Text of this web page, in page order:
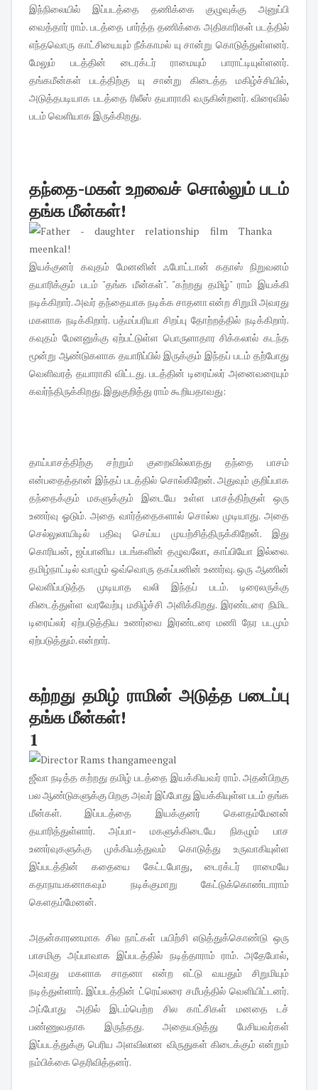
இந்நிலையில் இப்படத்தை தணிக்கை குழுவுக்கு அனுப்பி
வைத்தார் ராம். படத்தை பார்த்த தணிக்கை அதிகாரிகள் படத்தில்
எந்தவொரு காட்சியையும் நீக்காமல் யு சான்று கொடுத்துள்ளனர்.
மேலும் படத்தின் டைரக்டர் ராமையும் பாராட்டியுள்ளனர்.
தங்கமீன்கள் படத்திற்கு யு சான்று கிடைத்த மகிழ்ச்சியில்,
அடுத்தபடியாக படத்தை ரிலீஸ் தயாராகி வருகின்றனர். விரைவில்
படம் வெளியாக இருக்கிறது.
தந்தை-மகள் உறவைச் சொல்லும் படம்
தங்க மீன்கள்!
இயக்குனர் கவுதம் மேனனின் ஃபோட்டான் கதாஸ் நிறுவனம்
தயாரிக்கும் படம் "தங்க மீன்கள்". "கற்றது தமிழ்" ராம் இயக்கி
நடிக்கிறார். அவர் தந்தையாக நடிக்க சாதனா என்ற சிறுமி அவரது
மகளாக நடிக்கிறார். பத்மப்பரியா சிறப்பு தோற்றத்தில் நடிக்கிறார்.
கவுதம் மேனனுக்கு ஏற்பட்டுள்ள பொருளாதார சிக்கலால் கடந்த
மூன்று ஆண்டுகளாக தயாரிப்பில் இருக்கும் இந்தப் படம் தற்போது
வெளிவரத் தயாராகி விட்டது. படத்தின் டிரைய்லர் அனைவரையும்
கவர்ந்திருக்கிறது. இதுகுறித்து ராம் கூறியதாவது:
தாய்பாசத்திற்கு சற்றும் குறைவில்லாதது தந்தை பாசம்
என்பதைத்தான் இந்தப் படத்தில் சொல்கிறேன். அதுவும் குறிப்பாக
தந்தைக்கும் மகளுக்கும் இடையே உள்ள பாசத்திற்குள் ஒரு
உணர்வு ஓடும். அதை வார்த்தைகளால் சொல்ல முடியாது. அதை
செல்லுலாயிடில் பதிவு செய்ய முயற்சித்திருக்கிறேன். இது
கொரியன், ஜப்பானிய படங்களின் தழுவலோ, காப்பியோ இல்லை.
தமிழ்நாட்டில் வாழும் ஒவ்வொரு தகப்பனின் உணர்வு. ஒரு ஆணின்
வெளிப்படுத்த முடியாத வலி இந்தப் படம். டிரைலருக்கு
கிடைத்துள்ள வரவேற்பு மகிழ்ச்சி அளிக்கிறது. இரண்டரை நிமிட
டிரைய்லர் ஏற்படுத்திய உணர்வை இரண்டரை மணி நேர படமும்
ஏற்படுத்தும். என்றார்.
கற்றது தமிழ் ராமின் அடுத்த படைப்பு
தங்க மீன்கள்!
1
ஜீவா நடித்த கற்றது தமிழ் படத்தை இயக்கியவர் ராம். அதன்பிறகு
பல ஆண்டுகளுக்கு பிறகு அவர் இப்போது இயக்கியுள்ள படம் தங்க
மீன்கள். இப்படத்தை இயக்குனர் கெளதம்மேனன்
தயாரித்துள்ளார். அப்பா- மகளுக்கிடையே நிகழும் பாச
உணர்வுகளுக்கு முக்கியத்துவம் கொடுத்து உருவாகியுள்ள
இப்படத்தின் கதையை கேட்டபோது, டைரக்டர் ராமையே
கதாநாயகனாகவும் நடிக்குமாறு கேட்டுக்கொண்டாராம்
கெளதம்மேனன்.
அதன்காரணமாக சில நாட்கள் பயிற்சி எடுத்துக்கொண்டு ஒரு
பாசமிகு அப்பாவாக இப்படத்தில் நடித்தாராம் ராம். அதேபோல்,
அவரது மகளாக சாதனா என்ற எட்டு வயதும் சிறுமியும்
நடித்துள்ளார். இப்படத்தின் ட்ரெய்லரை சமீபத்தில் வெளியிட்டனர்.
அப்போது அதில் இடம்பெற்ற சில காட்சிகள் மனதை டச்
பண்ணுவதாக இருந்தது. அதையடுத்து பேசியவர்கள்
இப்படத்துக்கு பெரிய அளவிலான விருதுகள் கிடைக்கும் என்றும்
நம்பிக்கை தெரிவித்தனர்.